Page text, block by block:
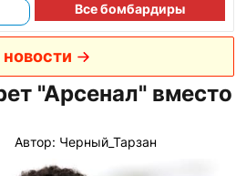
Все бомбардиры
"Арсенал" вместо
Автор: Черный_Тарзан